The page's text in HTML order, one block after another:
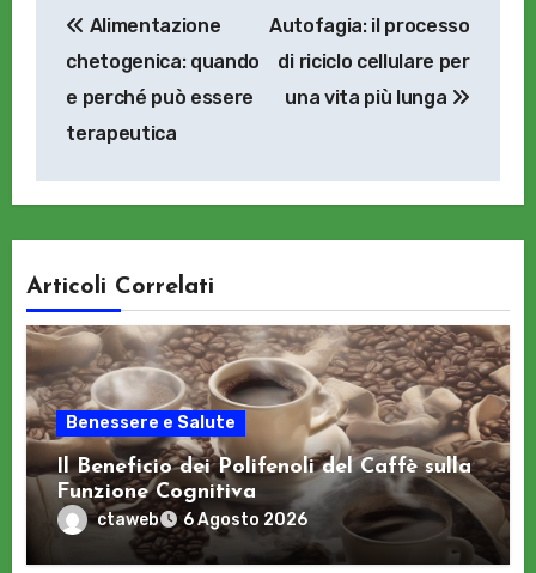
articoli
Alimentazione
chetogenica: quando
e perché può essere
terapeutica
Autofagia: il processo
di riciclo cellulare per
una vita più lunga
Articoli Correlati
Benessere e Salute
Il Beneficio dei Polifenoli del Caffè sulla
Funzione Cognitiva
ctaweb 6 Agosto 2026